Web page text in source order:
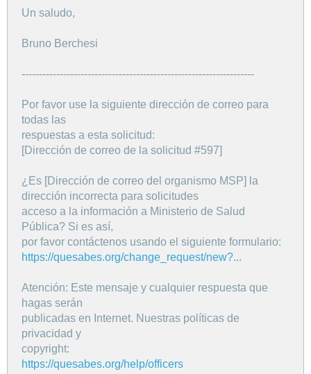
Un saludo,
Bruno Berchesi
-------------------------------------------------------------------
Por favor use la siguiente dirección de correo para
todas las
respuestas a esta solicitud:
[Dirección de correo de la solicitud #597]
¿Es [Dirección de correo del organismo MSP] la
dirección incorrecta para solicitudes
acceso a la información a Ministerio de Salud
Pública? Si es así,
por favor contáctenos usando el siguiente formulario:
https://quesabes.org/change_request/new?...
Atención: Este mensaje y cualquier respuesta que
hagas serán
publicadas en Internet. Nuestras políticas de
privacidad y
copyright:
https://quesabes.org/help/officers